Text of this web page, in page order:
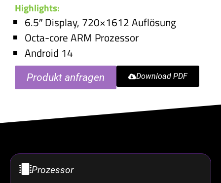
Highlights:
6.5″ Display, 720×1612 Auflösung
Octa-core ARM Prozessor
Android 14
Produkt anfragen Download PDF
Prozessor